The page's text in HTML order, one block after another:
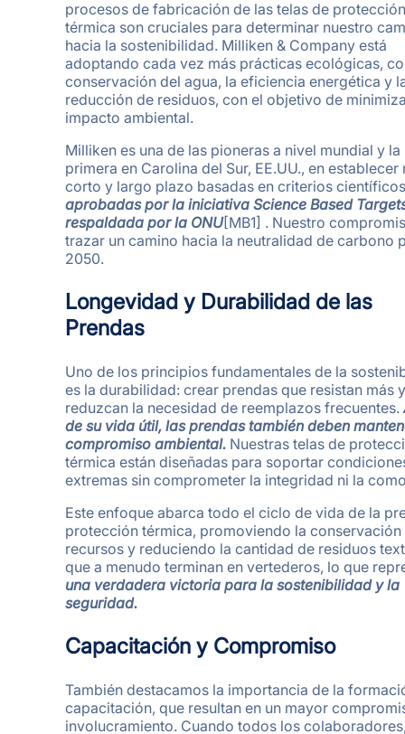
procesos de fabricación de las telas de protección
térmica son cruciales para determinar nuestro
hacia la sostenibilidad. Milliken & Company está
adoptando cada vez más prácticas ecológicas,
conservación del agua, la eficiencia energética y
reducción de residuos, con el objetivo de
impacto ambiental.
Milliken es una de las pioneras a nivel mundial y la
primera en Carolina del Sur, EE.UU., en establecer
corto y largo plazo basadas en criterios
aprobadas por la iniciativa Science Based
respaldada por la ONU[MB1] . Nuestro
trazar un camino hacia la neutralidad de carbono
2050.
Longevidad y Durabilidad de las
Prendas
Uno de los principios fundamentales de la
es la durabilidad: crear prendas que resistan más y
reduzcan la necesidad de reemplazos frecuentes.
de su vida útil, las prendas también deben
compromiso ambiental. Nuestras telas de
térmica están diseñadas para soportar
extremas sin comprometer la integridad ni la
Este enfoque abarca todo el ciclo de vida de la
protección térmica, promoviendo la conservación
recursos y reduciendo la cantidad de residuos
que a menudo terminan en vertederos, lo que
una verdadera victoria para la sostenibilidad y la
seguridad.
Capacitación y Compromiso
También destacamos la importancia de la
capacitación, que resultan en un mayor
involucramiento. Cuando todos los